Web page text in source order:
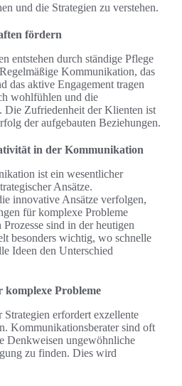
und die Strategien zu verstehen.
fördern
entstehen durch ständige Pflege
Kommunikation, das
das aktive Engagement tragen
wohlfühlen und die
Die Zufriedenheit der Klienten ist
der aufgebauten Beziehungen.
in der Kommunikation
ist ein wesentlicher
Ansätze.
innovative Ansätze verfolgen,
für komplexe Probleme
sind in der heutigen
besonders wichtig, wo schnelle
Ideen den Unterschied
Probleme
erfordert exzellente
Kommunikationsberater sind oft
Denkweisen ungewöhnliche
zu finden. Dies wird